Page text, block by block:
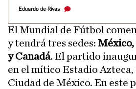
Eduardo de Rivas
El Mundial de Fútbol
y tendrá tres sedes: México,
y Canadá. El partido
en el mítico Estadio Azteca,
Ciudad de México. En este